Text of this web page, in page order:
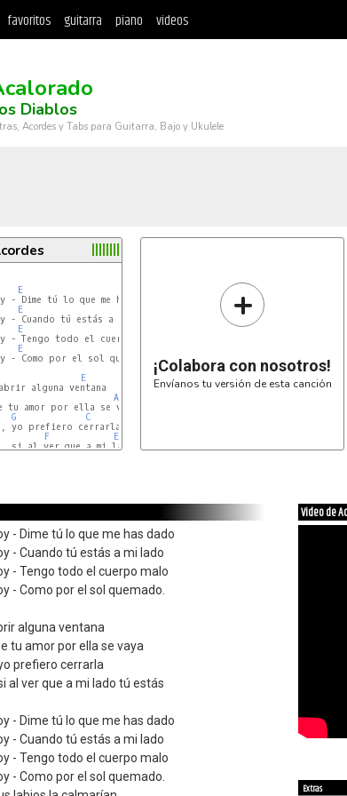
favoritos guitarra piano videos
Diablos
Acordes y Tabs para Guitarra, Bajo y Ukulele
E
E
E
E
- Como por el sol quemado.
E
alguna ventana
Am
G
C
F E
si al ver que a mi lado tú estás
+
¡Colabora con nosotros!
Envíanos tu versión de esta canción
- Dime tú lo que me has dado
- Cuando tú estás a mi lado
- Tengo todo el cuerpo malo
- Como por el sol quemado.
alguna ventana
tu amor por ella se vaya
prefiero cerrarla
al ver que a mi lado tú estás
- Dime tú lo que me has dado
- Cuando tú estás a mi lado
- Tengo todo el cuerpo malo
- Como por el sol quemado.
Video de
Extras